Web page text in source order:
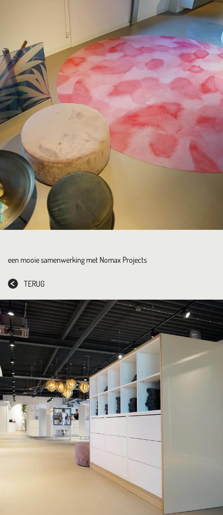
een mooie samenwerking met Nomax Projects
TERUG